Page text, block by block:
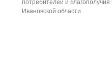
потребителей и благополучия
Ивановской области